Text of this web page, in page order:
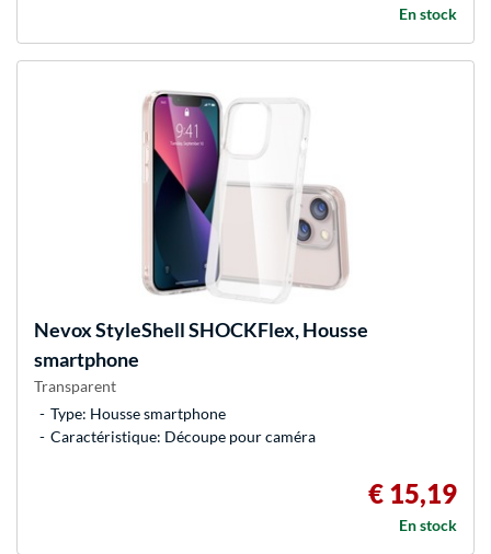
En stock
NevoxStyleShell SHOCKFlex, Housse
smartphone
Transparent
Type: Housse smartphone
Caractéristique: Découpe pour caméra
€ 15,19
En stock